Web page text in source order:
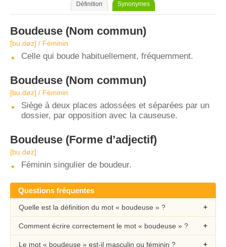
Définition Synonymes
Boudeuse (Nom commun)
[bu.døz] / Féminin
Celle qui boude habituellement, fréquemment.
Boudeuse (Nom commun)
[bu.døz] / Féminin
Siège à deux places adossées et séparées par un
dossier, par opposition avec la causeuse.
Boudeuse (Forme d’adjectif)
[bu.døz]
Féminin singulier de boudeur.
Questions fréquentes
Quelle est la définition du mot « boudeuse » ?
Comment écrire correctement le mot « boudeuse » ?
Le mot « boudeuse » est-il masculin ou féminin ?